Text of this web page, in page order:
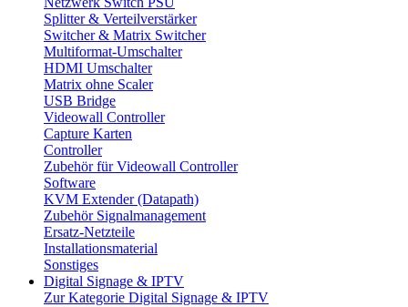
Splitter & Verteilverstärker
Switcher & Matrix Switcher
Multiformat-Umschalter
HDMI Umschalter
Matrix ohne Scaler
USB Bridge
Videowall Controller
Capture Karten
Controller
Zubehör für Videowall Controller
Software
KVM Extender (Datapath)
Zubehör Signalmanagement
Ersatz-Netzteile
Installationsmaterial
Sonstiges
Digital Signage & IPTV
Zur Kategorie Digital Signage & IPTV